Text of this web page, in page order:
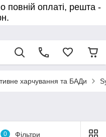
повній оплаті, решта -
харчування та БАДи
0 Фільтри